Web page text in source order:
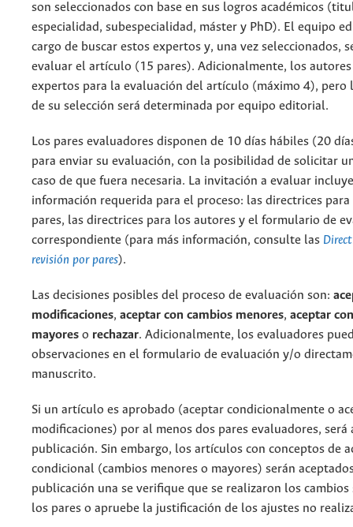
son seleccionados con base en sus logros académicos
especialidad, subespecialidad, máster y PhD). El equipo
cargo de buscar estos expertos y, una vez seleccionados,
evaluar el artículo (15 pares). Adicionalmente, los
expertos para la evaluación del artículo (máximo 4), pero
de su selección será determinada por equipo editorial.
Los pares evaluadores disponen de 10 días hábiles (20
para enviar su evaluación, con la posibilidad de solicitar
caso de que fuera necesaria. La invitación a evaluar
información requerida para el proceso: las directrices
pares, las directrices para los autores y el formulario de
correspondiente (para más información, consulte las
revisión por pares).
Las decisiones posibles del proceso de evaluación son:
modificaciones, aceptar con cambios menores, aceptar
mayores o rechazar. Adicionalmente, los evaluadores
observaciones en el formulario de evaluación y/o
manuscrito.
Si un artículo es aprobado (aceptar condicionalmente o
modificaciones) por al menos dos pares evaluadores, será
publicación. Sin embargo, los artículos con conceptos de
condicional (cambios menores o mayores) serán
publicación una se verifique que se realizaron los
los pares o apruebe la justificación de los ajustes no